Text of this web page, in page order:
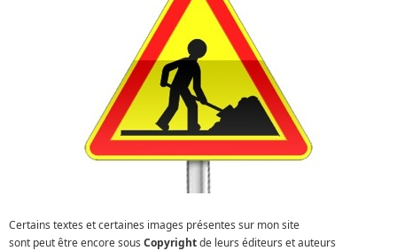
Certains textes et certaines images présentes sur mon site
sont peut être encore sous Copyrightde leurs éditeurs et auteurs